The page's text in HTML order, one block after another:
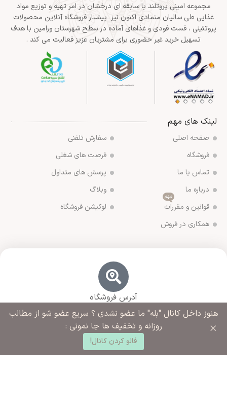
مجموعه امینی پروتلند با سابقه ای درخشان در امر تهیه و توزیع مواد
غذایی طی سالیان متمادی اکنون نیز پیشتاز فروشگاه آنلاین محصولات
پروتئینی ، فست فودی و غذاهای آماده در سطح شهرستان ورامین با هدف
تسهیل خرید غیر حضوری برای مشتریان عزیز فعالیت می کند .
لینک های مهم
صفحه اصلی
فروشگاه
تماس با ما
درباره ما
قوانین و مقررات
مهم
همکاری در فروش
سفارش تلفنی
فرصت های شغلی
پرسش های متداول
وبلاگ
لوکیشن فروشگاه
آدرس فروشگاه
ورامین مجتمع ادارات خیابان آزادگان روبروی خیابان ملاهادی
سبزواری نبش کوچه شهید رضایی
هنوز داخل کانال "بله" ما عضو نشدی ؟ سریع عضو شو از مطالب
روزانه و تخفیف ها جا نمونی :
فالو کردن کانال!
×